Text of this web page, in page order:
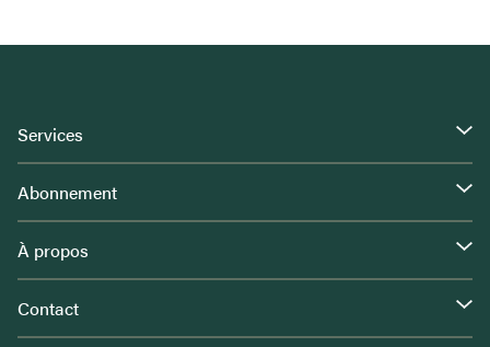
Services
Abonnement
À propos
Contact